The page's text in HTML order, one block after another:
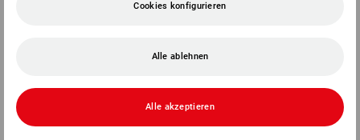
Cookies konfigurieren
Alle ablehnen
Alle akzeptieren